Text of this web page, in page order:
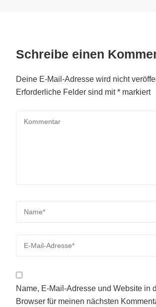
Schreibe einen
Deine E-Mail-Adresse wird nicht
Erforderliche Felder sind mit* markiert
Name, E-Mail-Adresse und Website in
Browser für meinen nächsten